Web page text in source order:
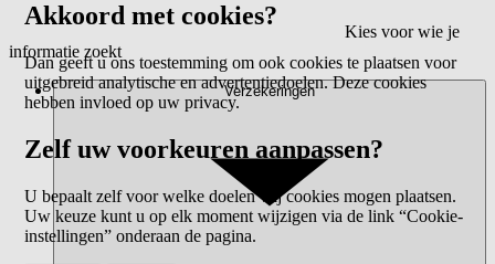
Kies voor wie je
informatie zoekt
Verzekeringen
Akkoord met cookies?
Dan geeft u ons toestemming om ook cookies te plaatsen voor
uitgebreid analytische en advertentiedoelen. Deze cookies
hebben invloed op uw privacy.
Zelf uw voorkeuren aanpassen?
U bepaalt zelf voor welke doelen wij cookies mogen plaatsen.
Uw keuze kunt u op elk moment wijzigen via de link “Cookie-
instellingen” onderaan de pagina.